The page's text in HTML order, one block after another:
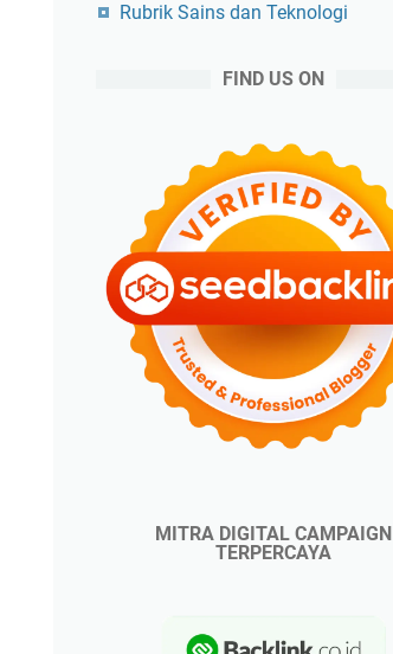
Rubrik Sains dan Teknologi
FIND US ON
MITRA DIGITAL CAMPAIGN
TERPERCAYA